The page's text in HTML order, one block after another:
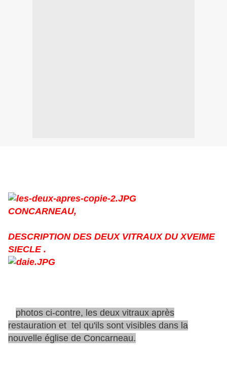
CONCARNEAU,
DESCRIPTION DES DEUX VITRAUX DU XVEIME
SIECLE .
photos ci-contre, les deux vitraux après
restauration et tel qu'ils sont visibles dans la
nouvelle église de Concarneau.